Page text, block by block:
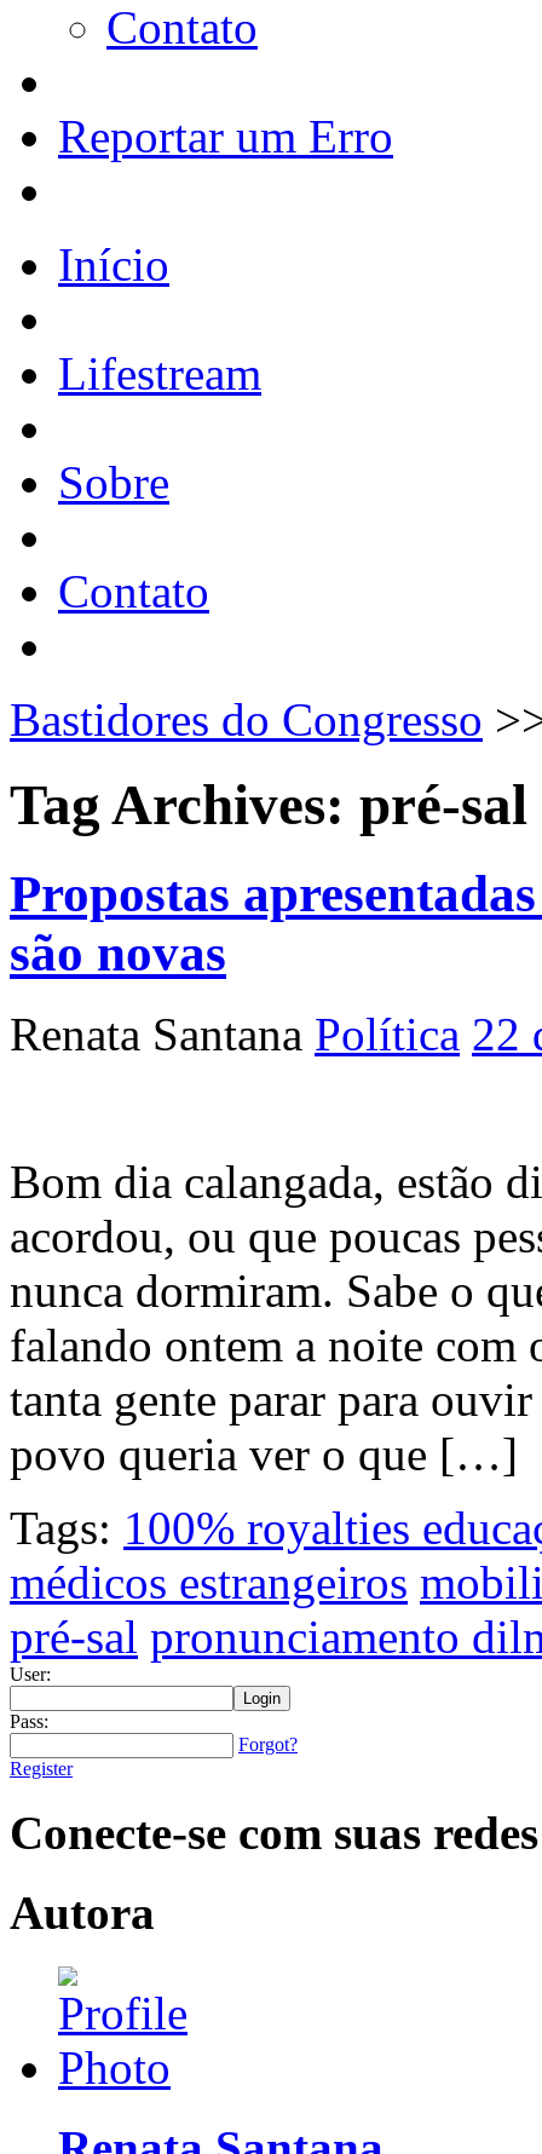
Contato
Reportar um Erro
Início
Lifestream
Sobre
Contato
Bastidores do Congresso
Tag Archives: pré-sal
Propostas
são novas
Renata Santana Política 22
Bom dia calangada, estão
acordou, ou que poucas
nunca dormiram. Sabe o
falando ontem a noite com
tanta gente parar para
povo queria ver o que […]
Tags: 100% royalties
médicos estrangeiros
pré-sal pronunciamento
User:
Pass:
Forgot?
Register
Conecte-se com suas redes
Autora